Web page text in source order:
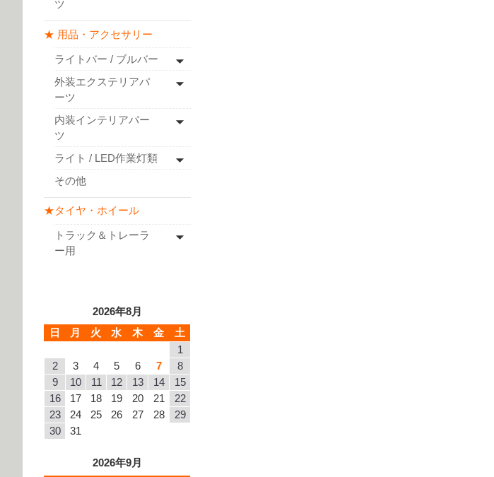
ツ
★ 用品・アクセサリー
ライトバー / ブルバー
外装エクステリアパ
ーツ
内装インテリアパー
ツ
ライト / LED作業灯類
その他
★タイヤ・ホイール
トラック＆トレーラ
ー用
2026年8月
日
月 火 水 木 金
土
1
2
3 4 5 6 7
8
9
10 11 12 13 14
15
16
17 18 19 20 21
22
23
24 25 26 27 28
29
30
31
2026年9月